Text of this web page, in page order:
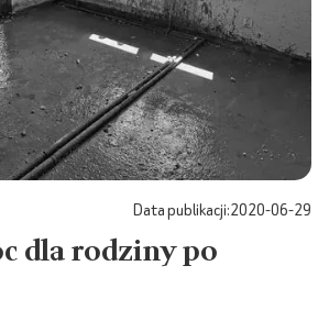
Data publikacji:2020-06-29
dla rodziny po